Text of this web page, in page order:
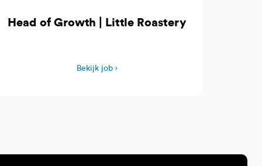
Head of Growth | Little Roastery
Bekijk job ›